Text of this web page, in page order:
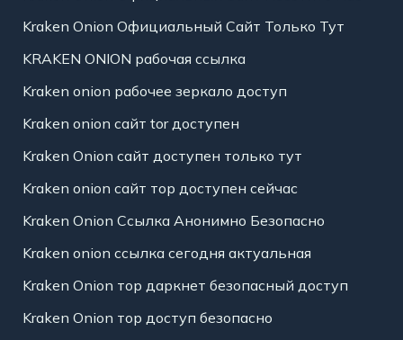
Kraken Onion Официальный Сайт Только Тут
KRAKEN ONION рабочая ссылка
Kraken onion рабочее зеркало доступ
Kraken onion сайт tor доступен
Kraken Onion сайт доступен только тут
Kraken onion сайт тор доступен сейчас
Kraken Onion Ссылка Анонимно Безопасно
Kraken onion ссылка сегодня актуальная
Kraken Onion тор даркнет безопасный доступ
Kraken Onion тор доступ безопасно